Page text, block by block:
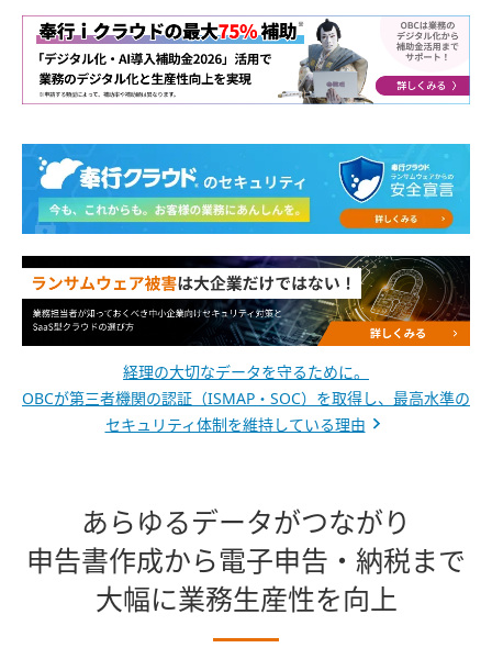
経理の大切なデータを守るために。
OBCが第三者機関の認証（ISMAP・SOC）を取得し、最高水準の
セキュリティ体制を維持している理由
あらゆるデータがつながり
申告書作成から電子申告・納税まで
大幅に業務生産性を向上